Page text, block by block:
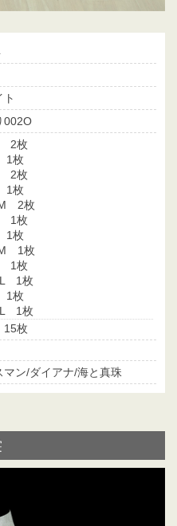
ト
002O
2枚
1枚
2枚
1枚
2枚
1枚
1枚
1枚
1枚
1枚
1枚
1枚
枚
マン/ダイアナ/海と真珠